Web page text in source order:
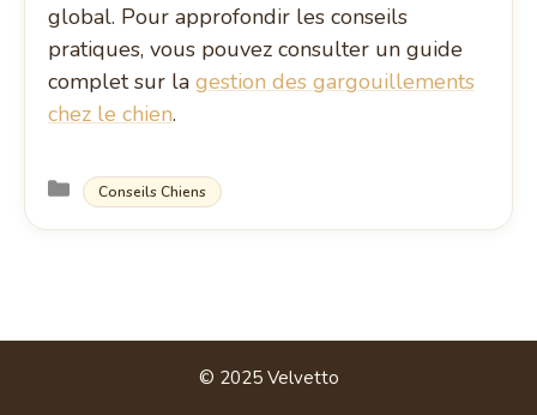
global. Pour approfondir les conseils
pratiques, vous pouvez consulter un guide
complet sur lagestion des gargouillements
chez le chien.
Catégories
Conseils Chiens
© 2025 Velvetto